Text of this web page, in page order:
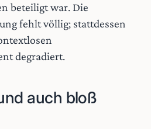
beteiligt war. Die
fehlt völlig; stattdessen
degradiert.
auch bloß